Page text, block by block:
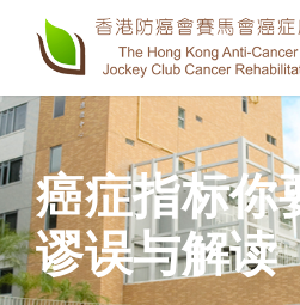
癌症指标
谬误与解读